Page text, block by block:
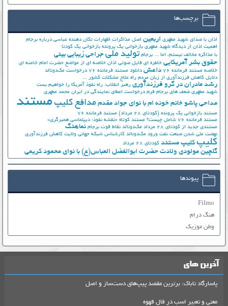
برچسب‌ها
اذان با صدای شهید مطهری اربعین اصل مذاکرات اظهارات تکان دهنده عباسی درباره برجام
اهمیت اذان از دیدگاه شهید مطهری بازخوانی یک پرونده بازخوانی یک کودتا
با مذاکره مخالف نیستم، اما ... برجام تولید ملی جراحی زیبایی بینی
حقوق بشر آمریکایی خاطره ای فایل صوتی اذان خلاصه ای از مواضع حضرت امام خامنه ای
خلاصه مستند فرمانده 76
داعش دانلود مستند فرمانده 76
درخواست مک‌دونالد
دلایل کاهش فرزندآوری از زبان مردم راه علاج مشکلات کشور ...
رشد مادران در گرو فرزندآوری رهبر انقلاب: راه نفوذ آمریکا را خواهیم بست
شهید مطهری ضعف های برجام فرم درخواست اعطای نمایندگی در ایران محمد مطهری
مداحی پاشو خانم خونه ام با نوای جواد مقدم مدافع کلیپ مستند
مستند بازخوانی یک پرونده (کودتای 28 مرداد)
مستند فرمانده 76
مستند فرمانده 76 شامل چیست؟
مستند کوتاه «نقشه نفوذ؛ دیپلماسی همبرگری»
مستندی جدید از کودتای 28 مرداد
مک‌دونالد نقاط قوت برجام نماهنگ
نهضت ملي شدن صنعت نفت ورود مک‌دونالد کارشناس شبکه جهانی ولایت کاهش فرزندآوری
کلیپ کلیپ مستند کودتای 28 مرداد
گلچین مولودی ولادت حضرت ابوالفضل العباس(ع) با نوای محمود کریمی
پیوندها
Filmo
هنگ درام
وطن موزیک
آخرین های
پاسارگاد تاباک: برترین مقصد پیپ‌های دست‌ساز و اصل
معنی و تعبیر اسب در فال قهوه